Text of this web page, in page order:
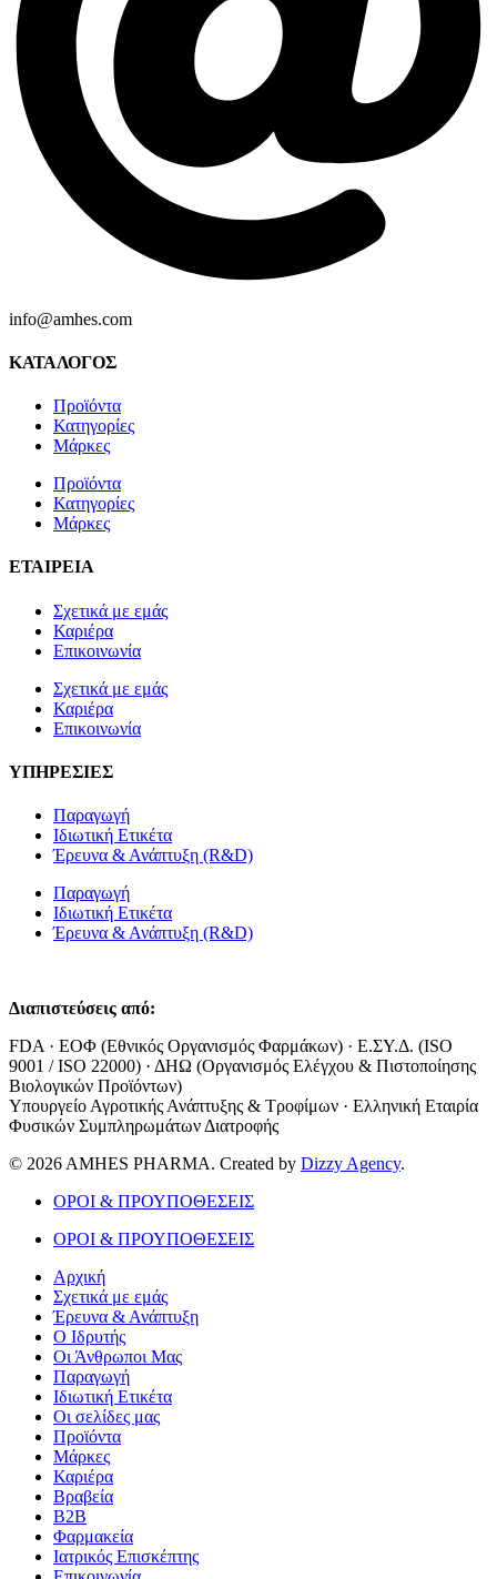
info@amhes.com
ΚΑΤΑΛΟΓΟΣ
Προϊόντα
Κατηγορίες
Μάρκες
Προϊόντα
Κατηγορίες
Μάρκες
ΕΤΑΙΡΕΙΑ
Σχετικά με εμάς
Καριέρα
Επικοινωνία
Σχετικά με εμάς
Καριέρα
Επικοινωνία
ΥΠΗΡΕΣΙΕΣ
Παραγωγή
Ιδιωτική Ετικέτα
Έρευνα & Ανάπτυξη (R&D)
Παραγωγή
Ιδιωτική Ετικέτα
Έρευνα & Ανάπτυξη (R&D)
Διαπιστεύσεις από:
FDA · ΕΟΦ (Εθνικός Οργανισμός Φαρμάκων) · Ε.ΣΥ.Δ. (ISO
9001 / ISO 22000) · ΔΗΩ (Οργανισμός Ελέγχου & Πιστοποίησης
Βιολογικών Προϊόντων)
Υπουργείο Αγροτικής Ανάπτυξης & Τροφίμων · Ελληνική Εταιρία
Φυσικών Συμπληρωμάτων Διατροφής
© 2026 AMHES PHARMA. Created by Dizzy Agency.
ΟΡΟΙ & ΠΡΟΥΠΟΘΕΣΕΙΣ
ΟΡΟΙ & ΠΡΟΥΠΟΘΕΣΕΙΣ
Αρχική
Σχετικά με εμάς
Έρευνα & Ανάπτυξη
Ο Ιδρυτής
Οι Άνθρωποι Μας
Παραγωγή
Ιδιωτική Ετικέτα
Οι σελίδες μας
Προϊόντα
Μάρκες
Καριέρα
Βραβεία
B2B
Φαρμακεία
Ιατρικός Επισκέπτης